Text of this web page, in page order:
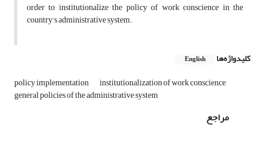
order to institutionalize the policy of work conscience in the
country's administrative system.
کلیدواژه‌ها English
policy implementation institutionalization of work conscience
general policies of the administrative system
مراجع